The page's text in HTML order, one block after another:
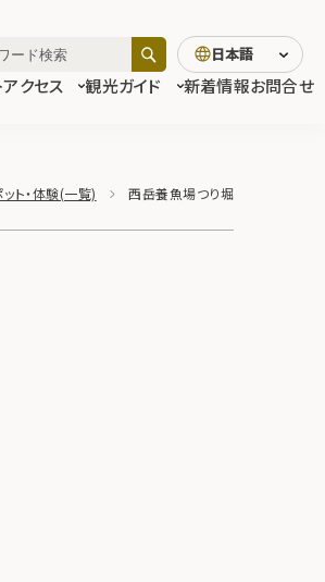
アクセス 観光ガイド 新着情報お問合せ
日本語
ト・体験(一覧) 西岳養魚場つり堀